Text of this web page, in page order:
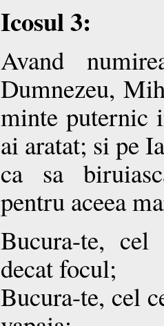
Icosul 3:
Avand
Dumnezeu,
minte puternic
ai aratat; si pe
ca sa
pentru aceea
Bucura-te,
decat focul;
Bucura-te, cel